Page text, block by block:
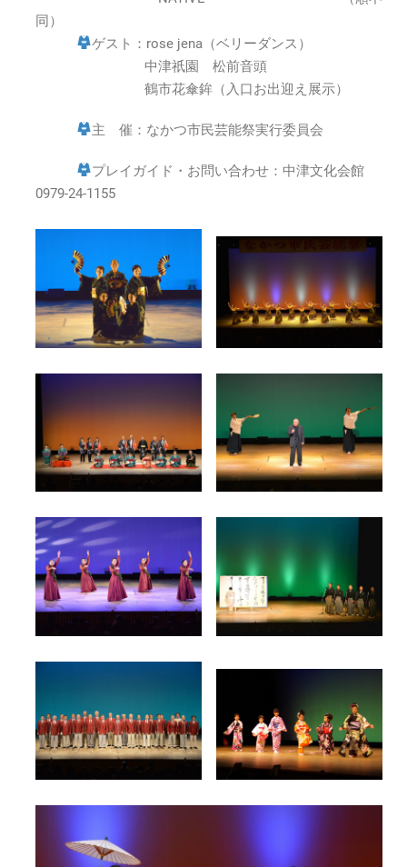
同）
ゲスト：rose jena（ベリーダンス）
中津祇園 松前音頭
鶴市花傘鉾（入口お出迎え展示）
主 催：なかつ市民芸能祭実行委員会
プレイガイド・お問い合わせ：中津文化会館
0979-24-1155